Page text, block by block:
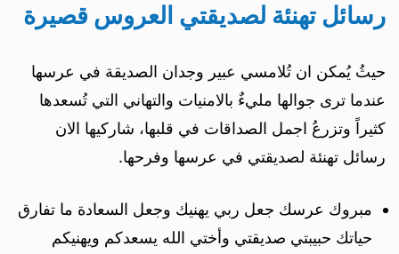
رسائل تهنئة لصديقتي العروس قصيرة
حيثُ يُمكن ان تُلامسي عبير وجدان الصديقة في عرسها
عندما ترى جوالها مليءٌ بالامنيات والتهاني التي تُسعدها
كثيراً وتزرعُ اجمل الصداقات في قلبها، شاركيها الان
رسائل تهنئة لصديقتي في عرسها وفرحها.
مبروك عرسك جعل ربي يهنيك وجعل السعادة ما تفارق
حياتك حبيبتي صديقتي وأختي الله يسعدكم ويهنيكم